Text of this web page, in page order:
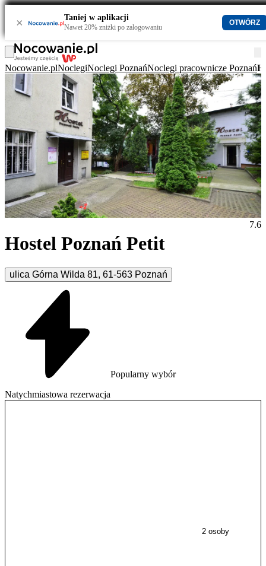
× Taniej w aplikacji
Nawet 20% zniżki po zalogowaniu
OTWÓRZ
Nocowanie.plNoclegiNoclegi PoznańNoclegi pracownicze Poznań
Hostel Poznań Petit
ulica Górna Wilda 81, 61-563 Poznań
7.6
Natychmiastowa rezerwacja
Popularny wybór
2 osoby